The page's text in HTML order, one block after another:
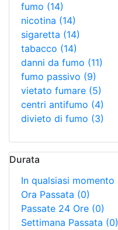
fumo (14)
nicotina (14)
sigaretta (14)
tabacco (14)
danni da fumo (11)
fumo passivo (9)
vietato fumare (5)
centri antifumo (4)
divieto di fumo (3)
Durata
In qualsiasi momento
Ora Passata (0)
Passate 24 Ore (0)
Settimana Passata (0)